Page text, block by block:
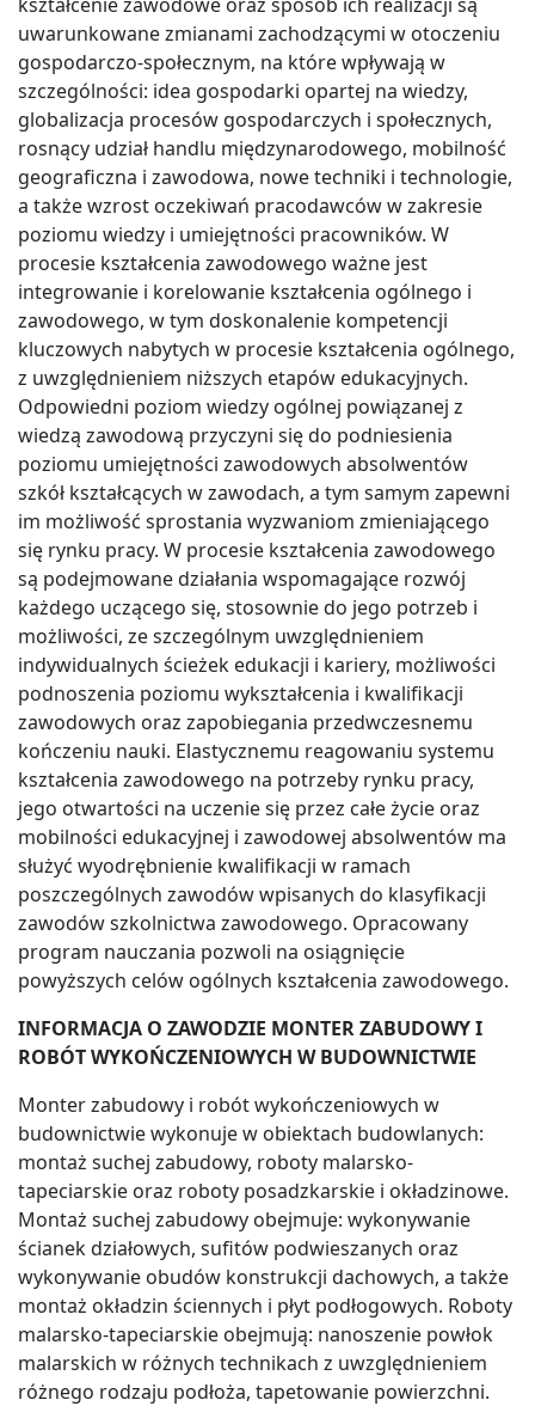
uwarunkowane zmianami zachodzącymi w otoczeniu
gospodarczo-społecznym, na które wpływają w
szczególności: idea gospodarki opartej na wiedzy,
globalizacja procesów gospodarczych i społecznych,
rosnący udział handlu międzynarodowego, mobilność
geograficzna i zawodowa, nowe techniki i technologie,
a także wzrost oczekiwań pracodawców w zakresie
poziomu wiedzy i umiejętności pracowników. W
procesie kształcenia zawodowego ważne jest
integrowanie i korelowanie kształcenia ogólnego i
zawodowego, w tym doskonalenie kompetencji
kluczowych nabytych w procesie kształcenia ogólnego,
z uwzględnieniem niższych etapów edukacyjnych.
Odpowiedni poziom wiedzy ogólnej powiązanej z
wiedzą zawodową przyczyni się do podniesienia
poziomu umiejętności zawodowych absolwentów
szkół kształcących w zawodach, a tym samym zapewni
im możliwość sprostania wyzwaniom zmieniającego
się rynku pracy. W procesie kształcenia zawodowego
są podejmowane działania wspomagające rozwój
każdego uczącego się, stosownie do jego potrzeb i
możliwości, ze szczególnym uwzględnieniem
indywidualnych ścieżek edukacji i kariery, możliwości
podnoszenia poziomu wykształcenia i kwalifikacji
zawodowych oraz zapobiegania przedwczesnemu
kończeniu nauki. Elastycznemu reagowaniu systemu
kształcenia zawodowego na potrzeby rynku pracy,
jego otwartości na uczenie się przez całe życie oraz
mobilności edukacyjnej i zawodowej absolwentów ma
służyć wyodrębnienie kwalifikacji w ramach
poszczególnych zawodów wpisanych do klasyfikacji
zawodów szkolnictwa zawodowego. Opracowany
program nauczania pozwoli na osiągnięcie
powyższych celów ogólnych kształcenia zawodowego.
INFORMACJA O ZAWODZIE MONTER ZABUDOWY I
ROBÓT WYKOŃCZENIOWYCH W BUDOWNICTWIE
Monter zabudowy i robót wykończeniowych w
budownictwie wykonuje w obiektach budowlanych:
montaż suchej zabudowy, roboty malarsko-
tapeciarskie oraz roboty posadzkarskie i okładzinowe.
Montaż suchej zabudowy obejmuje: wykonywanie
ścianek działowych, sufitów podwieszanych oraz
wykonywanie obudów konstrukcji dachowych, a także
montaż okładzin ściennych i płyt podłogowych. Roboty
malarsko-tapeciarskie obejmują: nanoszenie powłok
malarskich w różnych technikach z uwzględnieniem
różnego rodzaju podłoża, tapetowanie powierzchni.